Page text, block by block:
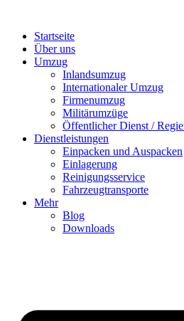
Startseite
Über uns
Umzug
Inlandsumzug
Internationaler Umzug
Firmenumzug
Militärumzüge
Öffentlicher Dienst /
Dienstleistungen
Einpacken und Auspacken
Einlagerung
Reinigungsservice
Fahrzeugtransporte
Mehr
Blog
Downloads